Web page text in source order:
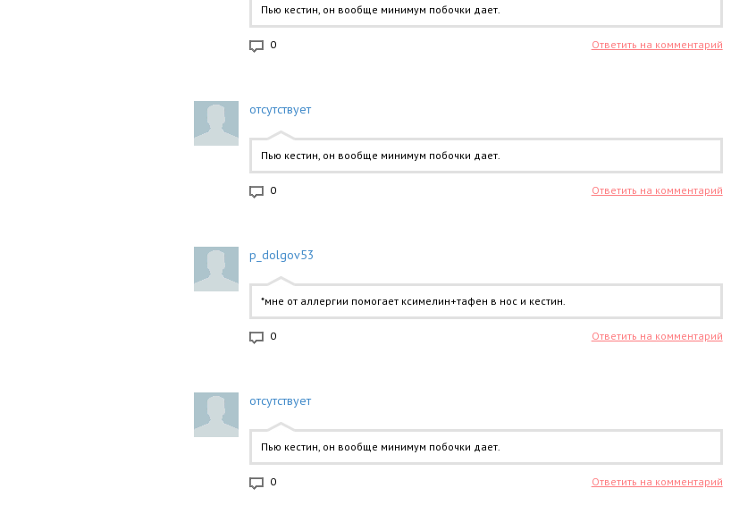
Пью кестин, он вообще минимум побочки дает.
0 Ответить на комментарий
отсутствует
Пью кестин, он вообще минимум побочки дает.
0 Ответить на комментарий
p_dolgov53
*мне от аллергии помогает ксимелин+тафен в нос и кестин.
0 Ответить на комментарий
отсутствует
Пью кестин, он вообще минимум побочки дает.
0 Ответить на комментарий